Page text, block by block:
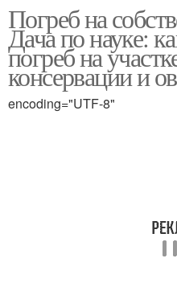
Погреб под верандой
Погреб на
Дача по науке:
погреб на
консервации и
encoding="UTF-8"